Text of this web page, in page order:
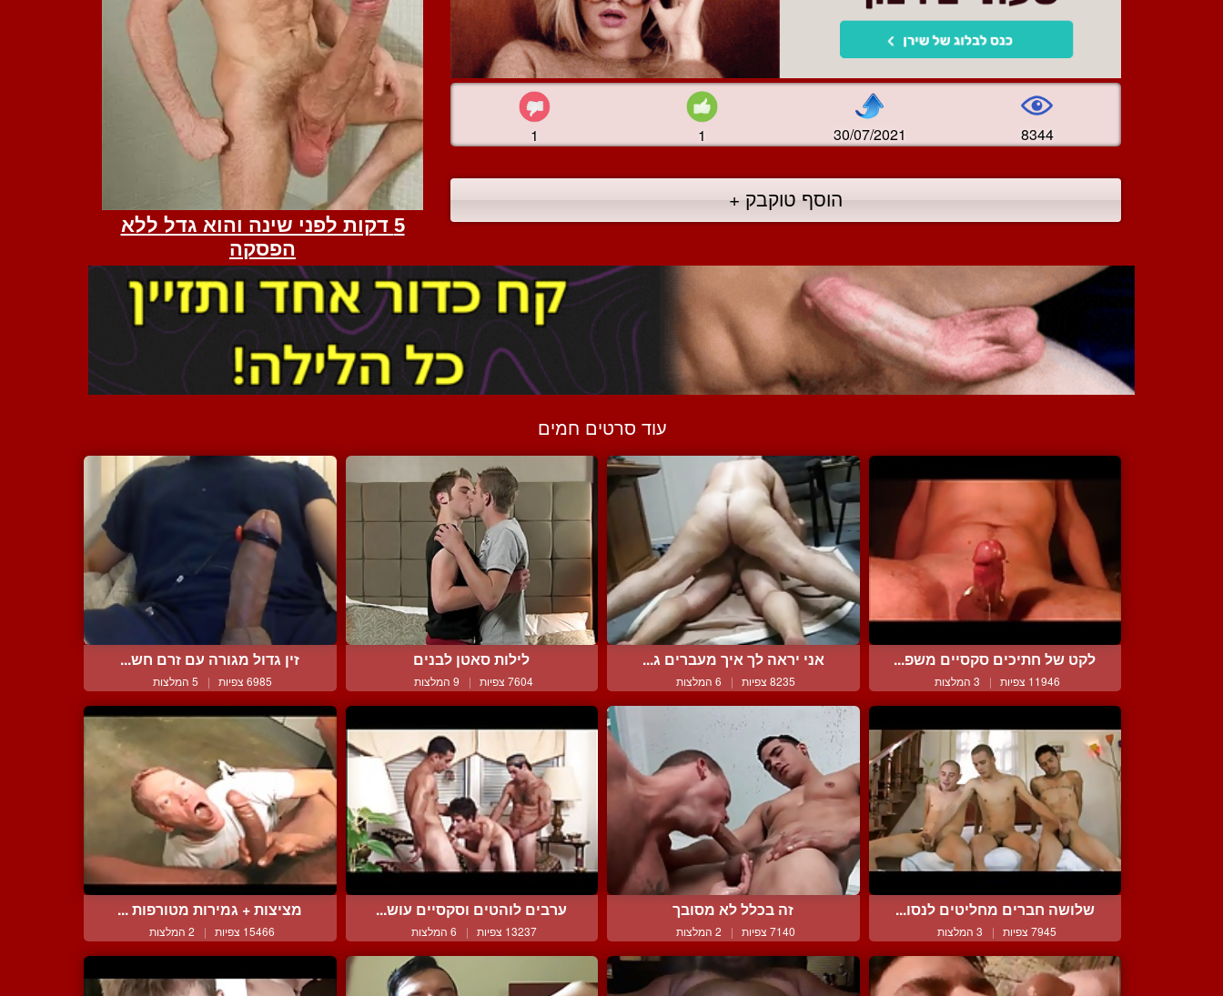
1 1 30/07/2021 8344
הוסף טוקבק +
עוד סרטים חמים
לקט של חתיכים סקסיים משפ...
11946 צפיות | 3 המלצות
אני יראה לך איך מעברים ג...
8235 צפיות | 6 המלצות
לילות סאטן לבנים
7604 צפיות | 9 המלצות
זין גדול מגורה עם זרם חש...
6985 צפיות | 5 המלצות
שלושה חברים מחליטים לנסו...
7945 צפיות | 3 המלצות
זה בכלל לא מסובך
7140 צפיות | 2 המלצות
ערבים לוהטים וסקסיים עוש...
13237 צפיות | 6 המלצות
מציצות + גמירות מטורפות ...
15466 צפיות | 2 המלצות